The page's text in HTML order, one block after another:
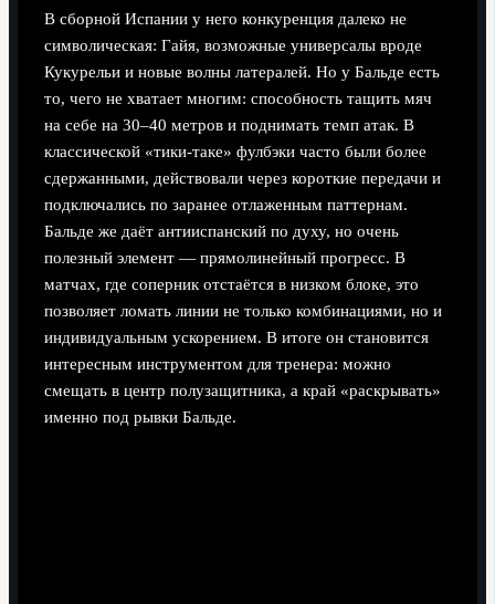
В сборной Испании у него конкуренция далеко не
символическая: Гайя, возможные универсалы вроде
Кукурельи и новые волны латералей. Но у Бальде есть
то, чего не хватает многим: способность тащить мяч
на себе на 30–40 метров и поднимать темп атак. В
классической «тики‑таке» фулбэки часто были более
сдержанными, действовали через короткие передачи и
подключались по заранее отлаженным паттернам.
Бальде же даёт антииспанский по духу, но очень
полезный элемент — прямолинейный прогресс. В
матчах, где соперник отстаётся в низком блоке, это
позволяет ломать линии не только комбинациями, но и
индивидуальным ускорением. В итоге он становится
интересным инструментом для тренера: можно
смещать в центр полузащитника, а край «раскрывать»
именно под рывки Бальде.